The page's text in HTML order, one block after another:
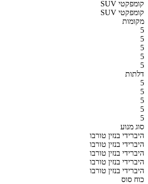
SUV קומפקטי
SUV קומפקטי
מקומות
5
5
5
5
5
דלתות
5
5
5
5
5
סוג מנוע
היברידי בנזין טורבו
היברידי בנזין טורבו
היברידי בנזין טורבו
היברידי בנזין טורבו
היברידי בנזין טורבו
כוח סוס